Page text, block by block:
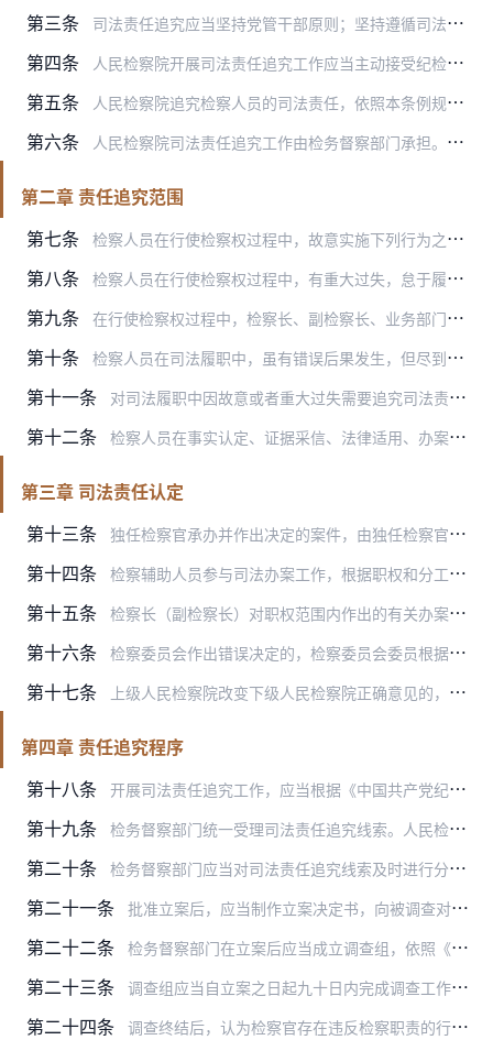
第三条 司法责任追究应当坚持党管干部原则；坚持遵循司法规律，体现检察职业特点；坚持依法依规，客观公正，责任与处罚相当；坚持惩处与教育结合，追责与保护并重。
第四条 人民检察院开展司法责任追究工作应当主动接受纪检监察机关的监督，加强沟通协调，形成监督合力。
第五条 人民检察院追究检察人员的司法责任，依照本条例规定办理。
第六条 人民检察院司法责任追究工作由检务督察部门承担。未设检务督察部门的基层人民检察院，由承担检务督察职能的部门负责。
第二章 责任追究范围
第七条
检察人员在行使检察权过程中，故意实施下列行为之一的，应当承担司法责任：
第八条 检察人员在行使检察权过程中，有重大过失，怠于履行或者不正确履行职责，造成下列后果之一的，应当承担司法责任：
第九条 在行使检察权过程中，检察长、副检察长、业务部门负责人以及其他负有监督管理职责的检察人员，因故意或者重大过失怠于行使或者不当行使监督管理权，在职责范围内对检察人员…
第十条 检察人员在司法履职中，虽有错误后果发生，但尽到必要注意义务，对后果发生没有故意或者重大过失，具有下列情形之一的，不予追究司法责任：
第十一条 对司法履职中因故意或者重大过失需要追究司法责任的，应当根据行为性质、后果及情节区别处理。
第十二条 检察人员在事实认定、证据采信、法律适用、办案程序、文书制作以及司法作风等方面不符合法律和有关规定，但不影响案件结论的正确性和效力的，属于司法瑕疵，不承担司法责任…
第三章 司法责任认定
第十三条
独任检察官承办并作出决定的案件，由独任检察官承担司法责任。
第十四条 检察辅助人员参与司法办案工作，根据职权和分工承担相应的司法责任。检察官有审核把关责任的，应当承担相应的司法责任。
第十五条 检察长（副检察长）对职权范围内作出的有关办案事项的决定承担司法责任。对于检察官在职权范围内作出决定的事项，检察长（副检察长）不因签发法律文书承担司法责任。
第十六条 检察委员会作出错误决定的，检察委员会委员根据错误决定形成的具体情形和主观过错情况，承担相应的司法责任；主观上没有过错的，不承担司法责任。
第十七条 上级人民检察院改变下级人民检察院正确意见的，上级人民检察院有关人员应当承担相应的司法责任。
第四章 责任追究程序
第十八条
开展司法责任追究工作，应当根据《中国共产党纪律检查机关监督执纪工作规则》《党组讨论和决定党员处分事项工作程序规定（试行）》等关于违纪违法案件管理权限的规定，按照…
第十九条 检务督察部门统一受理司法责任追究线索。人民检察院其他内设机构在工作中发现检察人员违反检察职责需要追究司法责任的线索，应当移送本院检务督察部门。
第二十条 检务督察部门应当对司法责任追究线索及时进行分析研判，视情形按照谈话函询、初步核实、暂存待查、予以了结等方式进行处置。
第二十一条 批准立案后，应当制作立案决定书，向被调查对象宣布，向其所在部门主要负责人和派驻纪检监察组通报，并在七日内报上一级人民检察院检务督察部门备案。
第二十二条 检务督察部门在立案后应当成立调查组，依照《人民检察院检务督察工作条例》规定的方式展开调查。调查结束前，应当听取被调查对象陈述和申辩。
第二十三条 调查组应当自立案之日起九十日内完成调查工作。因特殊原因需要延长调查期限的，应当经检察长批准，并报上一级人民检察院检务督察部门备案，延长时间不得超过九十日。
第二十四条 调查终结后，认为检察官存在违反检察职责的行为需要追究司法责任的，按照检察官惩戒工作程序，报检察长批准后提请检察官惩戒委员会审议，由其提出构成故意违反职责、存在重…